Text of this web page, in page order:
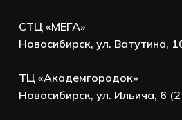
СТЦ «МЕГА»
Новосибирск, ул. Ватутина,
ТЦ «Академгородок»
Новосибирск, ул. Ильича, 6